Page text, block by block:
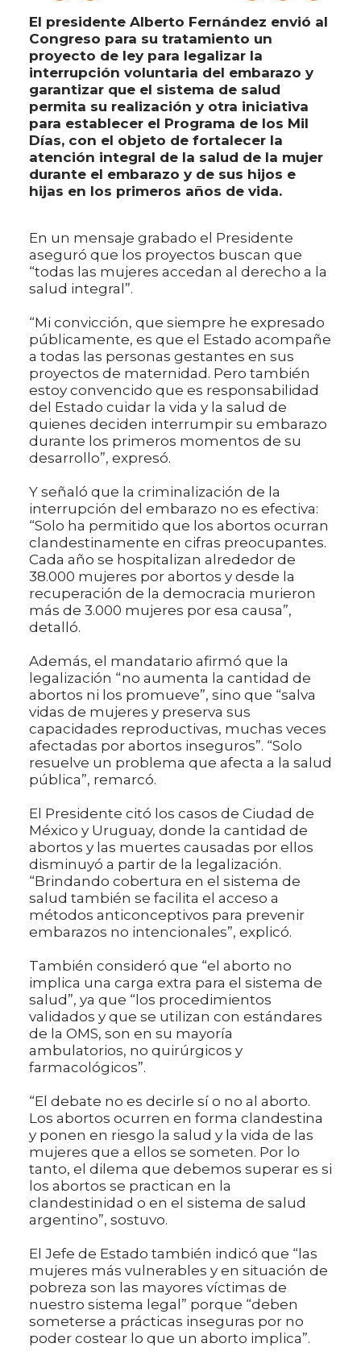
El presidente Alberto Fernández envió al
Congreso para su tratamiento un
proyecto de ley para legalizar la
interrupción voluntaria del embarazo y
garantizar que el sistema de salud
permita su realización y otra iniciativa
para establecer el Programa de los Mil
Días, con el objeto de fortalecer la
atención integral de la salud de la mujer
durante el embarazo y de sus hijos e
hijas en los primeros años de vida.
En un mensaje grabado el Presidente
aseguró que los proyectos buscan que
“todas las mujeres accedan al derecho a la
salud integral”.
“Mi convicción, que siempre he expresado
públicamente, es que el Estado acompañe
a todas las personas gestantes en sus
proyectos de maternidad. Pero también
estoy convencido que es responsabilidad
del Estado cuidar la vida y la salud de
quienes deciden interrumpir su embarazo
durante los primeros momentos de su
desarrollo”, expresó.
Y señaló que la criminalización de la
interrupción del embarazo no es efectiva:
“Solo ha permitido que los abortos ocurran
clandestinamente en cifras preocupantes.
Cada año se hospitalizan alrededor de
38.000 mujeres por abortos y desde la
recuperación de la democracia murieron
más de 3.000 mujeres por esa causa”,
detalló.
Además, el mandatario afirmó que la
legalización “no aumenta la cantidad de
abortos ni los promueve”, sino que “salva
vidas de mujeres y preserva sus
capacidades reproductivas, muchas veces
afectadas por abortos inseguros”. “Solo
resuelve un problema que afecta a la salud
pública”, remarcó.
El Presidente citó los casos de Ciudad de
México y Uruguay, donde la cantidad de
abortos y las muertes causadas por ellos
disminuyó a partir de la legalización.
“Brindando cobertura en el sistema de
salud también se facilita el acceso a
métodos anticonceptivos para prevenir
embarazos no intencionales”, explicó.
También consideró que “el aborto no
implica una carga extra para el sistema de
salud”, ya que “los procedimientos
validados y que se utilizan con estándares
de la OMS, son en su mayoría
ambulatorios, no quirúrgicos y
farmacológicos”.
“El debate no es decirle sí o no al aborto.
Los abortos ocurren en forma clandestina
y ponen en riesgo la salud y la vida de las
mujeres que a ellos se someten. Por lo
tanto, el dilema que debemos superar es si
los abortos se practican en la
clandestinidad o en el sistema de salud
argentino”, sostuvo.
El Jefe de Estado también indicó que “las
mujeres más vulnerables y en situación de
pobreza son las mayores víctimas de
nuestro sistema legal” porque “deben
someterse a prácticas inseguras por no
poder costear lo que un aborto implica”.